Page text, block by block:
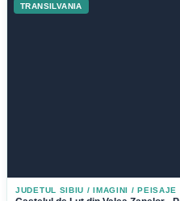
TRANSILVANIA
JUDETUL SIBIU /IMAGINI / PEISAJE